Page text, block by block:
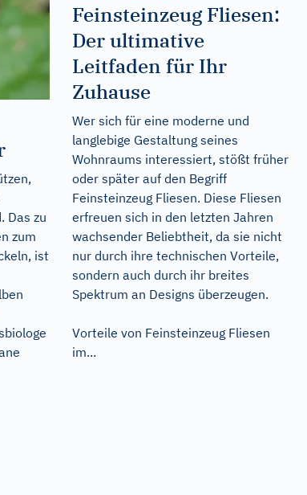
Das zu
zum
ist
Feinsteinzeug Fliesen:
Der ultimative
Leitfaden für Ihr
Zuhause
Wer sich für eine moderne und
langlebige Gestaltung seines
Wohnraums interessiert, stößt früher
oder später auf den Begriff
Feinsteinzeug Fliesen. Diese Fliesen
erfreuen sich in den letzten Jahren
wachsender Beliebtheit, da sie nicht
nur durch ihre technischen Vorteile,
sondern auch durch ihr breites
Spektrum an Designs überzeugen.
Vorteile von Feinsteinzeug Fliesen
im...